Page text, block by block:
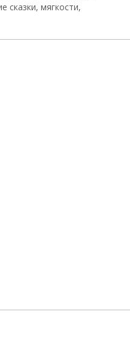
сказки, мягкости,